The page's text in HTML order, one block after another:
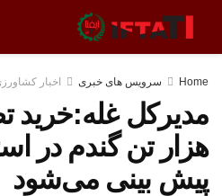
Home سرویس های خبری اخبار
هزار تن گندم در
پیش بینی می‌شود